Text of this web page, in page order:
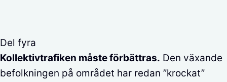
Del fyra
Kollektivtrafiken måste förbättras. Den växande
befolkningen på området har redan ”krockat”